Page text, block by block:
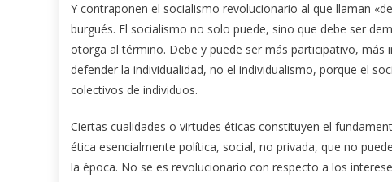
Y contraponen el socialismo revolucionario al que llaman
burgués. El socialismo no solo puede, sino que debe ser
otorga al término. Debe y puede ser más participativo,
defender la individualidad, no el individualismo, porque el
colectivos de individuos.
Ciertas cualidades o virtudes éticas constituyen el
ética esencialmente política, social, no privada, que no
la época. No se es revolucionario con respecto a los